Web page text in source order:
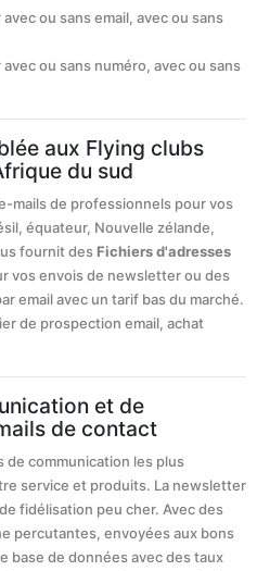
ou sans email, avec ou sans
ou sans numéro, avec ou sans
aux Flying clubs
du sud
mails de professionnels pour vos
équateur, Nouvelle zélande,
fournit desFichiers d'adresses
vos envois de newsletter ou des
email avec un tarif bas du marché.
de prospection email, achat
et de
de contact
de communication les plus
service et produits. La newsletter
fidélisation peu cher. Avec des
percutantes, envoyées aux bons
base de données avec des taux